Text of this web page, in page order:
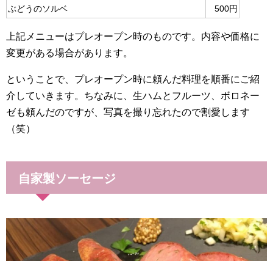
ぶどうのソルベ
500円
上記メニューはプレオープン時のものです。内容や価格に
変更がある場合があります。
ということで、プレオープン時に頼んだ料理を順番にご紹
介していきます。ちなみに、生ハムとフルーツ、ボロネー
ゼも頼んだのですが、写真を撮り忘れたので割愛します
（笑）
自家製ソーセージ